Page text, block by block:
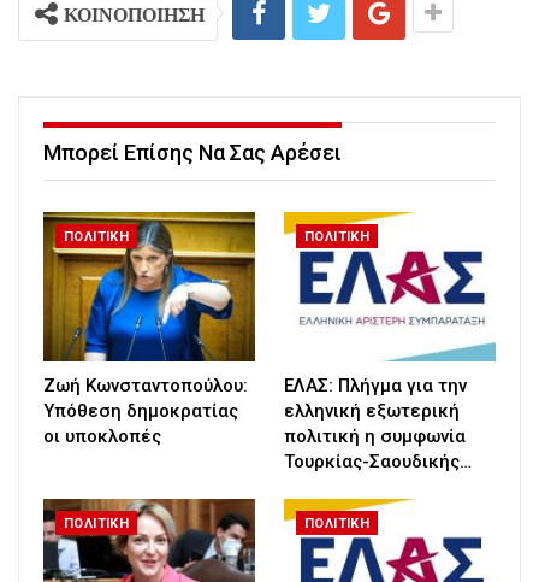
ΚΟΙΝΟΠΟΙΗΣΗ
Μπορεί Επίσης Να Σας Αρέσει
ΠΟΛΙΤΙΚΗ
Ζωή Κωνσταντοπούλου:
Υπόθεση δημοκρατίας
οι υποκλοπές
ΠΟΛΙΤΙΚΗ
ΕΛΑΣ: Πλήγμα για την
ελληνική εξωτερική
πολιτική η συμφωνία
Τουρκίας-Σαουδικής…
ΠΟΛΙΤΙΚΗ ΠΟΛΙΤΙΚΗ